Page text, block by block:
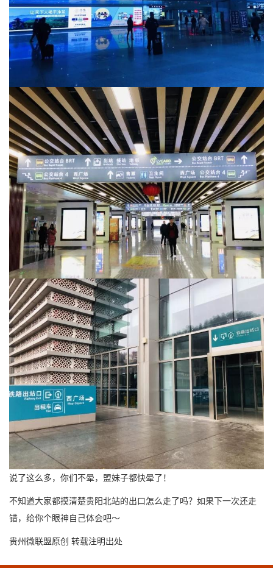
说了这么多，你们不晕，盟妹子都快晕了！
不知道大家都摸清楚贵阳北站的出口怎么走了吗？如果下一次还走
错，给你个眼神自己体会吧～
贵州微联盟原创 转载注明出处